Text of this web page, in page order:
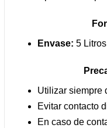
Envase: 5 Litros
Utilizar siempre
Evitar contacto
En caso de